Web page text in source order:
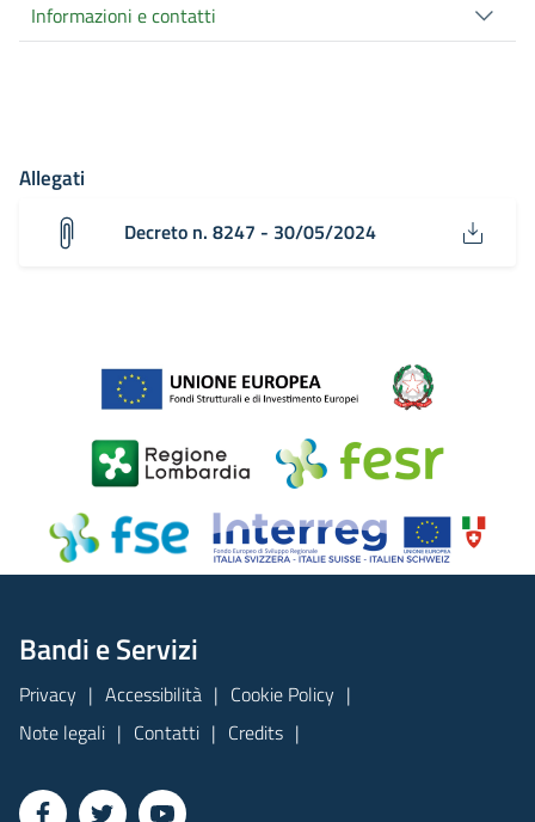
Informazioni e contatti
Allegati
Decreto n. 8247 - 30/05/2024
Bandi e Servizi
Privacy Accessibilità
Cookie Policy
Note legali
Contatti Credits